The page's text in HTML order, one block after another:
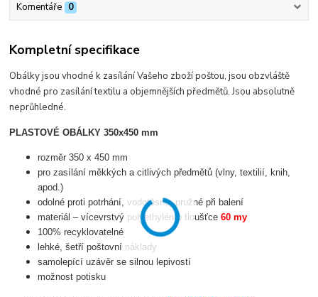
Komentáře 0
Kompletní specifikace
Obálky jsou vhodné k zasílání Vašeho zboží poštou, jsou obzvláště
vhodné pro zasílání textilu a objemnějších předmětů. Jsou absolutně
neprůhledné.
PLASTOVÉ OBÁLKY 350x450 mm
rozměr 350 x 450 mm
pro zasílání měkkých a citlivých předmětů (vlny, textilií, knih,
apod.)
odolné proti potrhání, vodotěsné, pružné při balení
materiál – vícevrstvý polyethylén o tloušťce60 my
100% recyklovatelné
lehké, šetří poštovní náklady
samolepící uzávěr se silnou lepivostí
možnost potisku